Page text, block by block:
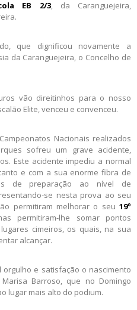
EB 2/3, da Caranguejeira,
que dignificou novamente a
da Caranguejeira, o Concelho de
vão direitinhos para o nosso
Elite, venceu e convenceu.
Nacionais realizados
sofreu um grave acidente,
Este acidente impediu a normal
e com a sua enorme fibra de
de preparação ao nível de
se nesta prova ao seu
permitiram melhorar o seu 19º
permitiram-lhe somar pontos
cimeiros, os quais, na sua
alcançar.
orgulho e satisfação o nascimento
Barroso, que no Domingo
lugar mais alto do podium.